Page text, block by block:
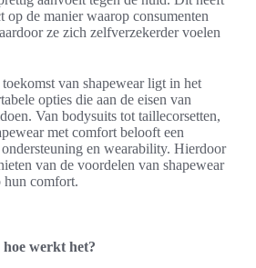
op de manier waarop consumenten
ze zich zelfverzekerder voelen
van shapewear ligt in het
opties die aan de eisen van
Van bodysuits tot taillecorsetten,
met comfort belooft een
ondersteuning en wearability. Hierdoor
van de voordelen van shapewear
hun comfort.
hoe werkt het?